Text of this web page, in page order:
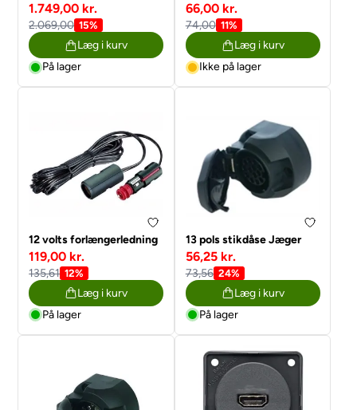
1.749,00 kr.
2.069,00 15%
Læg i kurv
På lager
66,00 kr.
74,00 11%
Læg i kurv
Ikke på lager
12 volts forlængerledning
119,00 kr.
135,61 12%
Læg i kurv
På lager
13 pols stikdåse Jæger
56,25 kr.
73,56 24%
Læg i kurv
På lager